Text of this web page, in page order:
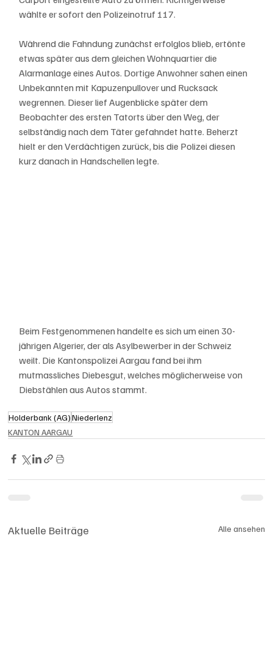
wählte er sofort den Polizeinotruf 117.
Während die Fahndung zunächst erfolglos blieb, ertönte
etwas später aus dem gleichen Wohnquartier die
Alarmanlage eines Autos. Dortige Anwohner sahen einen
Unbekannten mit Kapuzenpullover und Rucksack
wegrennen. Dieser lief Augenblicke später dem
Beobachter des ersten Tatorts über den Weg, der
selbständig nach dem Täter gefahndet hatte. Beherzt
hielt er den Verdächtigen zurück, bis die Polizei diesen
kurz danach in Handschellen legte.
Beim Festgenommenen handelte es sich um einen 30-
jährigen Algerier, der als Asylbewerber in der Schweiz
weilt. Die Kantonspolizei Aargau fand bei ihm
mutmassliches Diebesgut, welches möglicherweise von
Diebstählen aus Autos stammt.
Holderbank (AG) Niederlenz
KANTON AARGAU
Aktuelle Beiträge Alle ansehen